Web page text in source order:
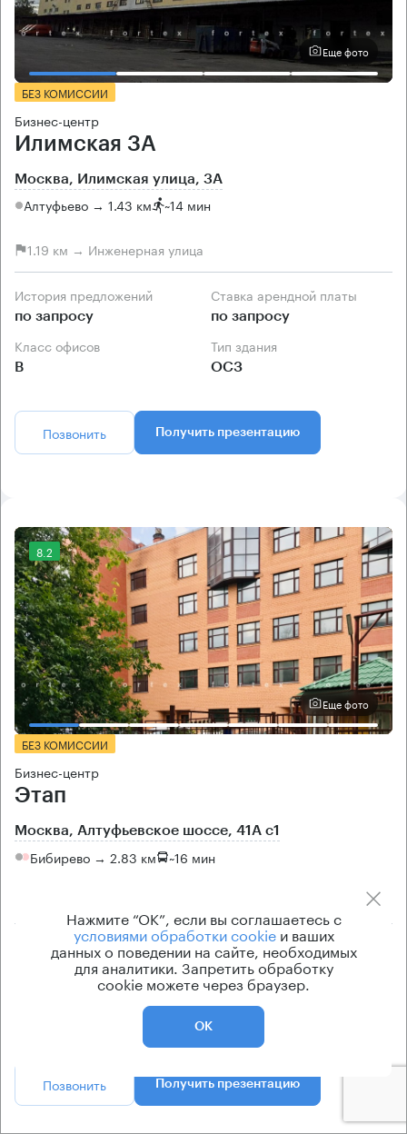
Еще фото
БЕЗ КОМИССИИ
Бизнес-центр
Илимская 3А
Москва, Илимская улица, 3А
Алтуфьево → 1.43 км ~14 мин
1.19 км → Инженерная улица
История предложений
по запросу
Ставка арендной платы
по запросу
Класс офисов
B
Тип здания
ОСЗ
Позвонить Получить презентацию
8.2
Еще фото
БЕЗ КОМИССИИ
Бизнес-центр
Этап
Москва, Алтуфьевское шоссе, 41А с1
Бибирево → 2.83 км ~16 мин
История предложений
по запросу
Ставка арендной платы
по запросу
Класс офисов Тип здания
Бизнес-центр
Позвонить Получить презентацию
Нажмите “ОК”, если вы соглашаетесь с
условиями обработки cookieи ваших
данных о поведении на сайте, необходимых
для аналитики. Запретить обработку
cookie можете через браузер.
ОК